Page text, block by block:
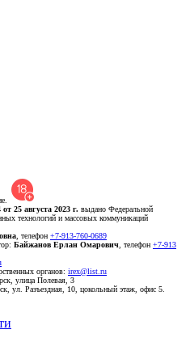
25 августа 2023 г. выдано Федеральной
технологий и массовых коммуникаций
, телефон +7-913-760-0689
Байжанов Ерлан Омарович , телефон +7-913
органов: irex@list.ru
улица Полевая, 3
ул. Разъездная, 10, цокольный этаж, офис 5.